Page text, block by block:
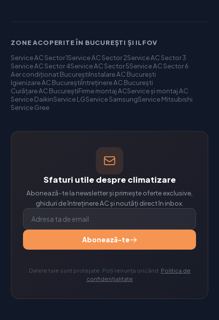
ZONE ACOPERITE ÎN BUCUREȘTI ȘI ILFOV
Service AC Sector 1Service AC Sector 2Service AC Sector 3
Service AC Sector 4Service AC Sector 5Service AC Sector 6
Aer condiționat BucureștiInstalare AC București
Igienizare AC BucureștiÎntreținere AC București
Curățare AC BucureștiFirme montaj ACService și montaj AC
Service DaikinService LGService SamsungService Mitsubishi
Service Gree
Sfaturi utile despre climatizare
Abonează-te la newsletter și primește oferte exclusive,
ghiduri de întreținere AC și noutăți direct în inbox.
Abonează-te
Datele tale sunt protejate. Poți renunța oricând. Politica de
confidențialitate